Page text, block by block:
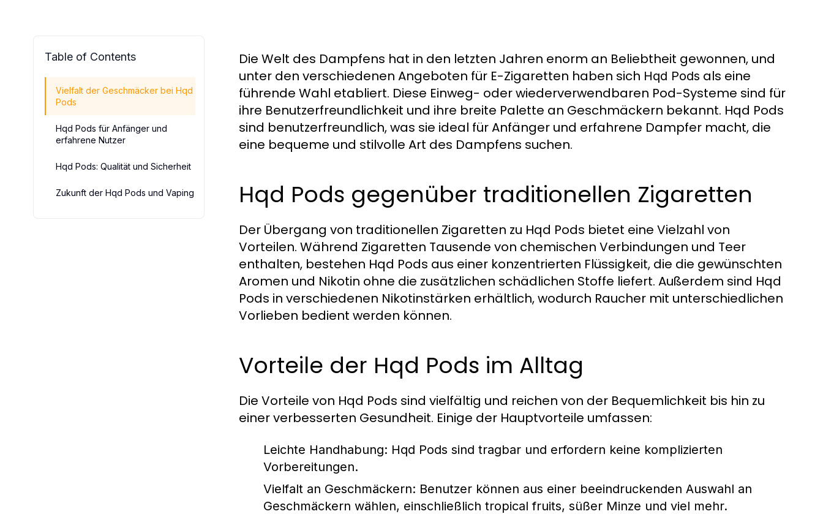
Table of Contents
Vielfalt der Geschmäcker bei Hqd
Pods
Hqd Pods für Anfänger und
erfahrene Nutzer
Hqd Pods: Qualität und Sicherheit
Zukunft der Hqd Pods und Vaping
Die Welt des Dampfens hat in den letzten Jahren enorm an Beliebtheit gewonnen, und
unter den verschiedenen Angeboten für E-Zigaretten haben sich Hqd Pods als eine
führende Wahl etabliert. Diese Einweg- oder wiederverwendbaren Pod-Systeme sind für
ihre Benutzerfreundlichkeit und ihre breite Palette an Geschmäckern bekannt. Hqd Pods
sind benutzerfreundlich, was sie ideal für Anfänger und erfahrene Dampfer macht, die
eine bequeme und stilvolle Art des Dampfens suchen.
Hqd Pods gegenüber traditionellen Zigaretten
Der Übergang von traditionellen Zigaretten zu Hqd Pods bietet eine Vielzahl von
Vorteilen. Während Zigaretten Tausende von chemischen Verbindungen und Teer
enthalten, bestehen Hqd Pods aus einer konzentrierten Flüssigkeit, die die gewünschten
Aromen und Nikotin ohne die zusätzlichen schädlichen Stoffe liefert. Außerdem sind Hqd
Pods in verschiedenen Nikotinstärken erhältlich, wodurch Raucher mit unterschiedlichen
Vorlieben bedient werden können.
Vorteile der Hqd Pods im Alltag
Die Vorteile von Hqd Pods sind vielfältig und reichen von der Bequemlichkeit bis hin zu
einer verbesserten Gesundheit. Einige der Hauptvorteile umfassen:
Leichte Handhabung: Hqd Pods sind tragbar und erfordern keine komplizierten
Vorbereitungen.
Vielfalt an Geschmäckern: Benutzer können aus einer beeindruckenden Auswahl an
Geschmäckern wählen, einschließlich tropical fruits, süßer Minze und viel mehr.